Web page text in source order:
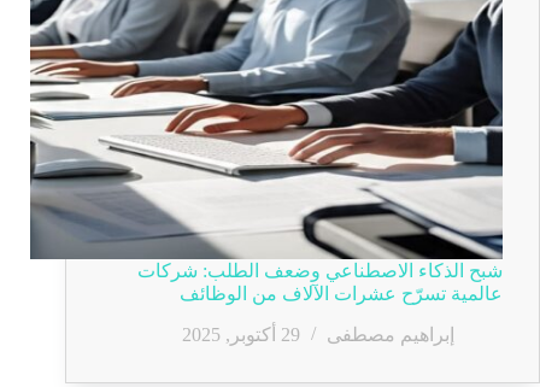
شبح الذكاء الاصطناعي وضعف الطلب: شركات
عالمية تسرّح عشرات الآلاف من الوظائف
إبراهيم مصطفى
29 أكتوبر, 2025